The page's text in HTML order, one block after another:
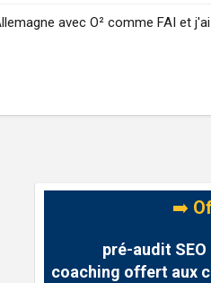
avec O² comme FAI et
➡️
pré-audit
coaching offert aux